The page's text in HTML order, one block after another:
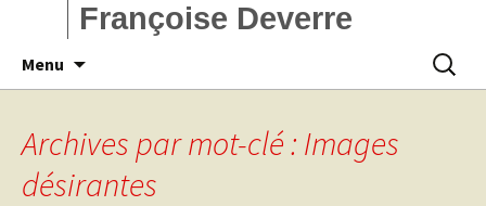
Françoise Deverre
Menu
Archives par mot-clé : Images
désirantes